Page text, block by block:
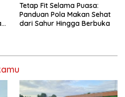
Tetap Fit Selama Puasa:
Panduan Pola Makan Sehat
dari Sahur Hingga Berbuka